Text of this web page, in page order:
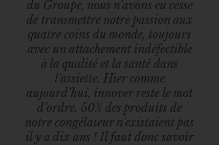
du Groupe, nous n’avons eu cesse
de transmettre notre passion aux
quatre coins du monde, toujours
avec un attachement indéfectible
à la qualité et la santé dans
l’assiette. Hier comme
aujourd’hui, innover reste le mot
d’ordre. 50% des produits de
notre congélateur n’existaient pas
il y a dix ans ! Il faut donc savoir